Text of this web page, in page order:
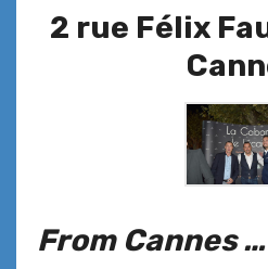
2 rue Félix
From Cannes